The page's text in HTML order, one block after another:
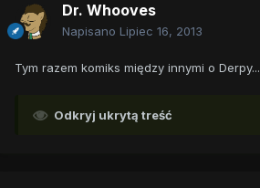
Dr. Whooves
Napisano Lipiec 16, 2013
Tym razem komiks między innymi o Derpy...
Odkryj ukrytą treść